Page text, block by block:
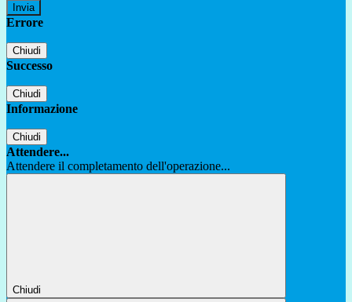
Errore
Chiudi
Successo
Chiudi
Informazione
Chiudi
Attendere...
Attendere il completamento dell'operazione...
Chiudi